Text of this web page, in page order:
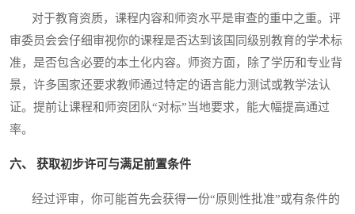
对于教育资质，课程内容和师资水平是审查的重中之重。评
审委员会会仔细审视你的课程是否达到该国同级别教育的学术标
准，是否包含必要的本土化内容。师资方面，除了学历和专业背
景，许多国家还要求教师通过特定的语言能力测试或教学法认
证。提前让课程和师资团队“对标”当地要求，能大幅提高通过
率。
六、 获取初步许可与满足前置条件
经过评审，你可能首先会获得一份“原则性批准”或有条件的